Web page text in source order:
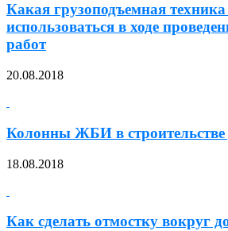
Какая грузоподъемная
использоваться в ходе
работ
20.08.2018
Колонны ЖБИ в строительстве
18.08.2018
Как сделать отмостку вокруг